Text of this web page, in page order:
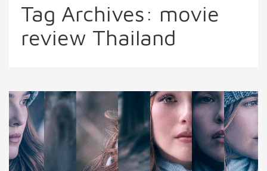
Tag Archives: movie
review Thailand